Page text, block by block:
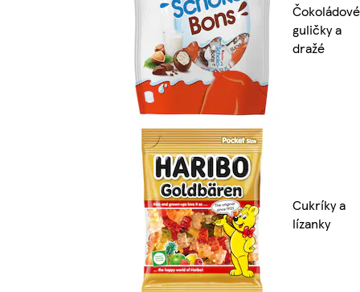
Čokoládové
guličky a
dražé
Cukríky a
lízanky